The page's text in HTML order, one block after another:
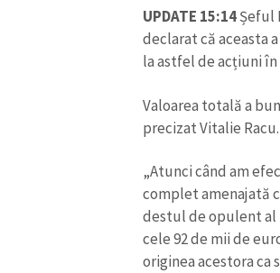
UPDATE 15:14Șeful
declarat că aceasta
la astfel de acțiuni
Valoarea totală a
precizat Vitalie Racu.
„Atunci când am
complet amenajată
destul de opulent al
cele 92 de mii de
originea acestora ca